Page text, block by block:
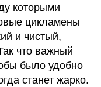
которыми
цикламены
и чистый,
что важный
было удобно
станет жарко.